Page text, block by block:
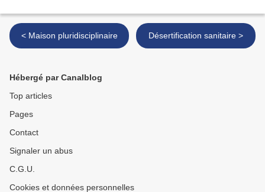
< Maison pluridisciplinaire Désertification sanitaire >
Hébergé par Canalblog
Top articles
Pages
Contact
Signaler un abus
C.G.U.
Cookies et données personnelles